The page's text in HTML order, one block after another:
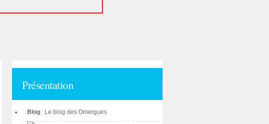
Présentation
Blog : Le blog des Omergues